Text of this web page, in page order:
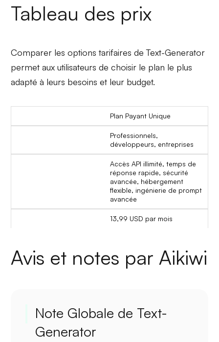
Tableau des prix
Comparer les options tarifaires de Text-Generator
permet aux utilisateurs de choisir le plan le plus
adapté à leurs besoins et leur budget.
Plan Payant Unique
Professionnels,
développeurs, entreprises
Accès API illimité, temps de
réponse rapide, sécurité
avancée, hébergement
flexible, ingénierie de prompt
avancée
13,99 USD par mois
Avis et notes par Aikiwi
Note Globale de Text-
Generator